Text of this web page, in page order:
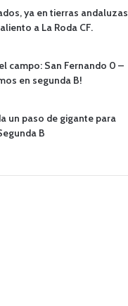
ya en tierras andaluzas
a La Roda CF.
campo: San Fernando 0 –
en segunda B!
un paso de gigante para
B